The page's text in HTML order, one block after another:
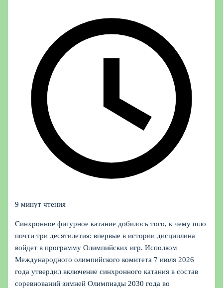
9 минут чтения
Синхронное фигурное катание добилось того, к чему шло
почти три десятилетия: впервые в истории дисциплина
войдет в программу Олимпийских игр. Исполком
Международного олимпийского комитета 7 июля 2026
года утвердил включение синхронного катания в состав
соревнований зимней Олимпиады 2030 года во